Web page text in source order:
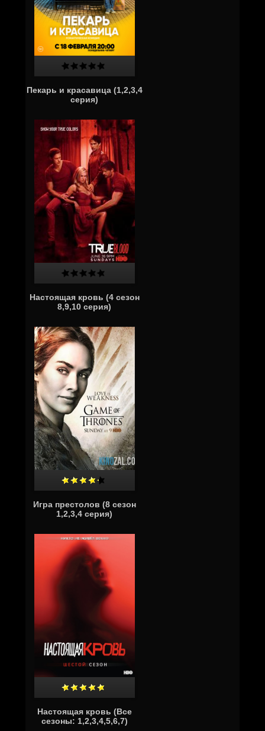
Пекарь и красавица (1,2,3,4
серия)
Настоящая кровь (4 сезон
8,9,10 серия)
Игра престолов (8 сезон
1,2,3,4 серия)
Настоящая кровь (Все
сезоны: 1,2,3,4,5,6,7)